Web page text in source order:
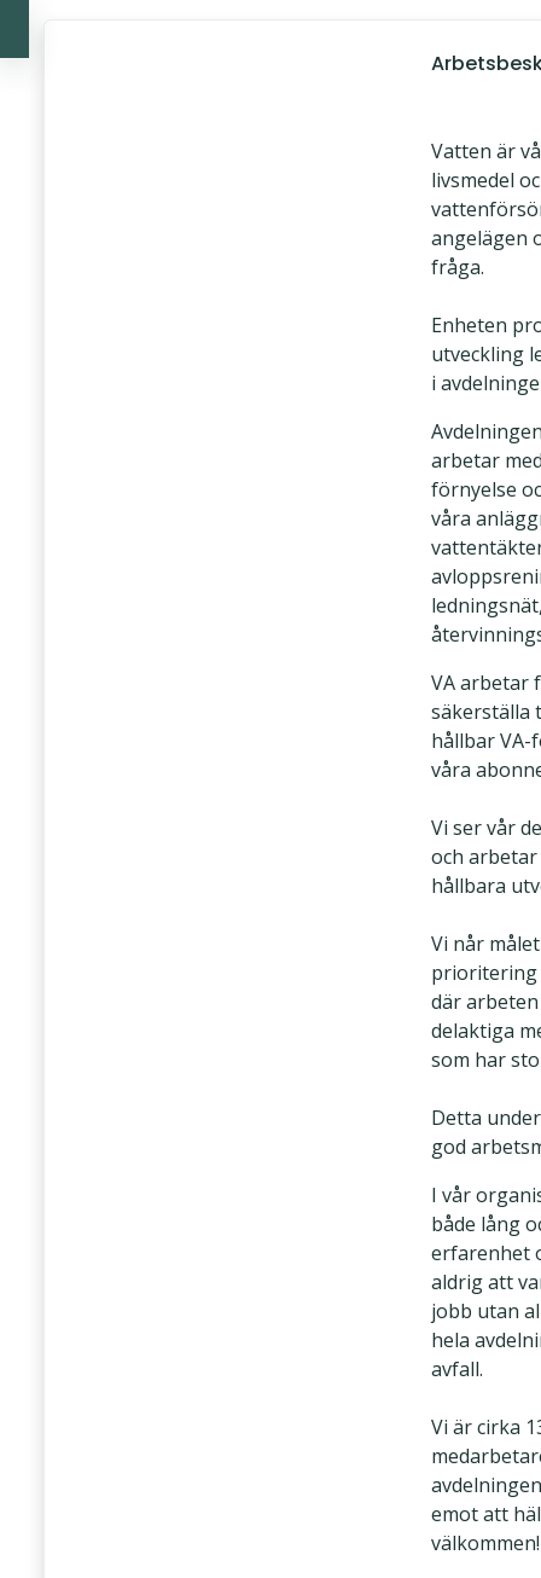
Vatten är
livsmedel
angelägen
fråga.
Enheten
utveckling
i
arbetar
förnyelse
våra
VA arbetar
säkerställa
hållbar
våra
Vi ser vår
och
hållbara
Vi når
prioritering
där
delaktiga
som har
Detta
god
I vår
både lång
erfarenhet
aldrig att
jobb utan
hela
avfall.
Vi är cirka
emot att
välkommen!